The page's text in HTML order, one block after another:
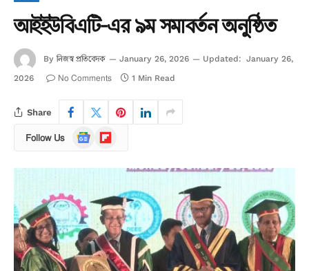
আইইউবিএটি-এর ৯ম সমাবর্তন অনুষ্ঠিত
By নিজস্ব প্রতিবেদক January 26, 2026 Updated: January 26,
2026
No Comments 1 Min Read
Share
Follow Us
Google
News
Flipboard